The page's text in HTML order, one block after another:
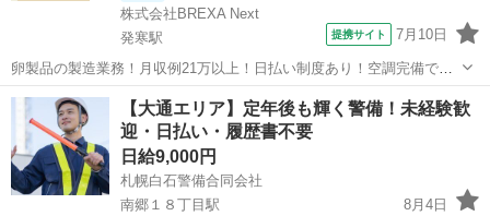
株式会社BREXA Next
発寒駅
提携サイト 7月10日
卵製品の製造業務！月収例21万以上！日払い制度あり！空調完備で快
適作業★20代～50代までの男女活躍中！作業着無償貸与★マイカー通
勤OK＆無料駐車場完備！《北海道札幌市》 人気の工場のお仕事 ◇卵
製品の製造業務◇ 作業内...
北海道 札幌市 発寒駅 その他
【大通エリア】定年後も輝く警備！未経験歓
迎・日払い・履歴書不要
日給9,000円
札幌白石警備合同会社
南郷１８丁目駅
8月4日